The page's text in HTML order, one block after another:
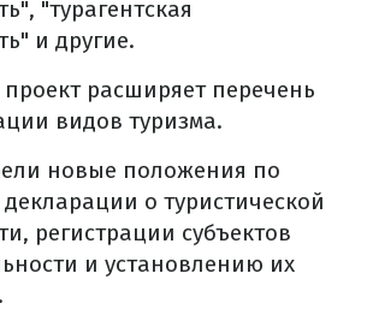
"турагентская
и другие.
проект расширяет перечень
видов туризма.
новые положения по
о туристической
регистрации субъектов
и установлению их